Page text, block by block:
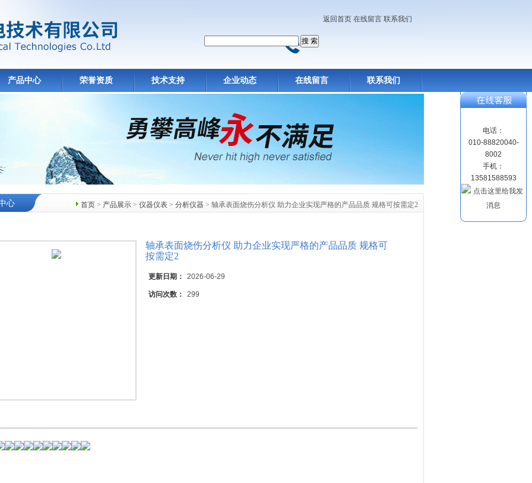
返回首页 在线留言 联系我们
产品中心 荣誉资质 技术支持 企业动态 在线留言 联系我们
首页 > 产品展示 > 仪器仪表 > 分析仪器 > 轴承表面烧伤分析仪 助力企业实现严格的产品品质 规格可按需定2
心
轴承表面烧伤分析仪 助力企业实现严格的产品品质 规格可
按需定2
更新日期： 2026-06-29
访问次数： 299
电话：
010-88820040-
8002
手机：
13581588593